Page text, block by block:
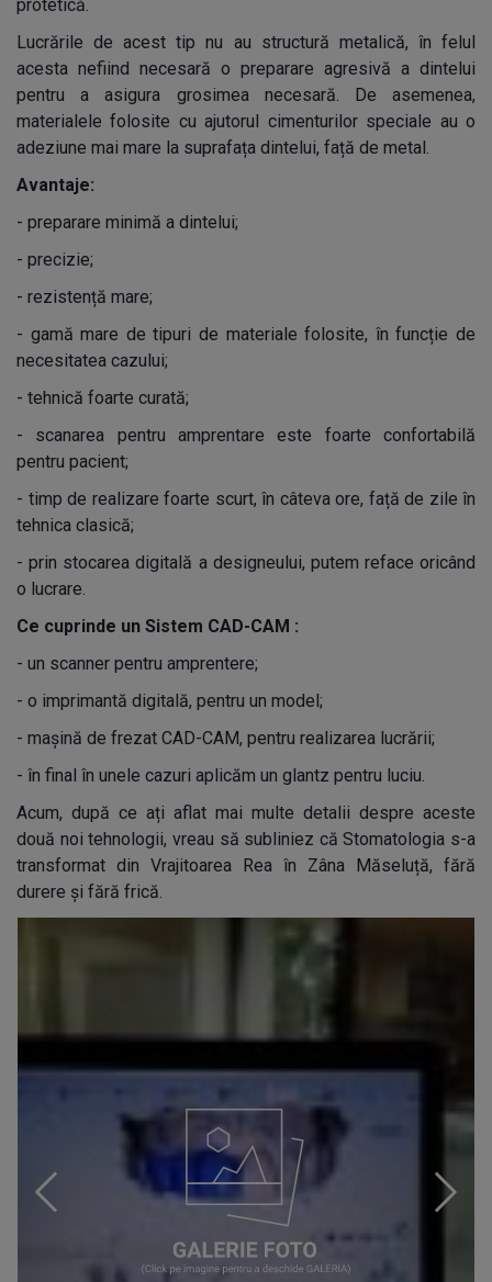
protetică.
Lucrările de acest tip nu au structură metalică, în felul
acesta nefiind necesară o preparare agresivă a dintelui
pentru a asigura grosimea necesară. De asemenea,
materialele folosite cu ajutorul cimenturilor speciale au o
adeziune mai mare la suprafața dintelui, față de metal.
Avantaje:
- preparare minimă a dintelui;
- precizie;
- rezistență mare;
- gamă mare de tipuri de materiale folosite, în funcție de
necesitatea cazului;
- tehnică foarte curată;
-
scanarea pentru amprentare este foarte confortabilă
pentru pacient;
- timp de realizare foarte scurt, în câteva ore, față de zile în
tehnica clasică;
- prin stocarea digitală a designeului, putem reface oricând
o lucrare.
Ce cuprinde un Sistem CAD-CAM :
- un scanner pentru amprentere;
- o imprimantă digitală, pentru un model;
- mașină de frezat CAD-CAM, pentru realizarea lucrării;
- în final în unele cazuri aplicăm un glantz pentru luciu.
Acum, după ce ați aflat mai multe detalii despre aceste
două noi tehnologii, vreau să subliniez că Stomatologia s-a
transformat din Vrajitoarea Rea în Zâna Măseluță, fără
durere și fără frică.